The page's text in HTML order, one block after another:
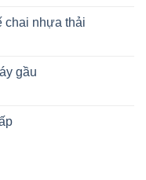
chai nhựa thải
gầu